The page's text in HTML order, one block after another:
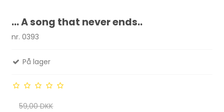
... A song that never ends..
nr. 0393
På lager
59,00 DKK